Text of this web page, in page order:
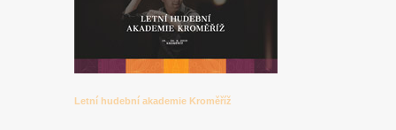
Letní hudební akademie Kroměříž